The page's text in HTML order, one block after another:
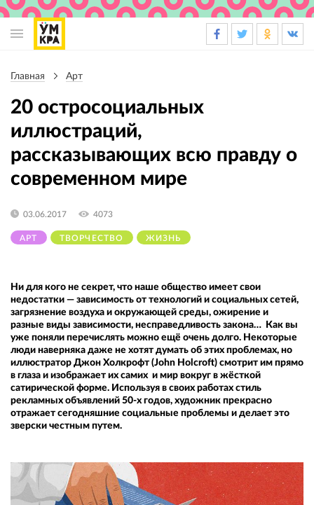
навигации
Главная Арт
20 остросоциальных
иллюстраций,
рассказывающих всю правду о
современном мире
АРТ ТВОРЧЕСТВО ЖИЗНЬ
03.06.2017 4073
Ни для кого не секрет, что наше общество имеет свои
недостатки — зависимость от технологий и социальных сетей,
загрязнение воздуха и окружающей среды, ожирение и
разные виды зависимости, несправедливость закона… Как вы
уже поняли перечислять можно ещё очень долго. Некоторые
люди наверняка даже не хотят думать об этих проблемах, но
иллюстратор Джон Холкрофт (John Holcroft) смотрит им прямо
в глаза и изображает их самих и мир вокруг в жёсткой
сатирической форме. Используя в своих работах стиль
рекламных объявлений 50-х годов, художник прекрасно
отражает сегодняшние социальные проблемы и делает это
зверски честным путем.